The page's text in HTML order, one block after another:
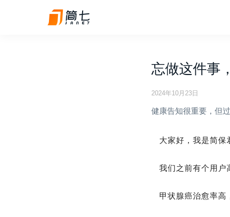
忘做这件事
2024年10月23日
健康告知很重要，但
大家好，我是简保
我们之前有个用户
甲状腺癌治愈率高